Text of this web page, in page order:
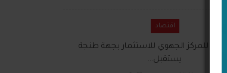
اقتصاد
العام للمركز الجهوي للاستثمار بجهة طنجة
يستقبل…